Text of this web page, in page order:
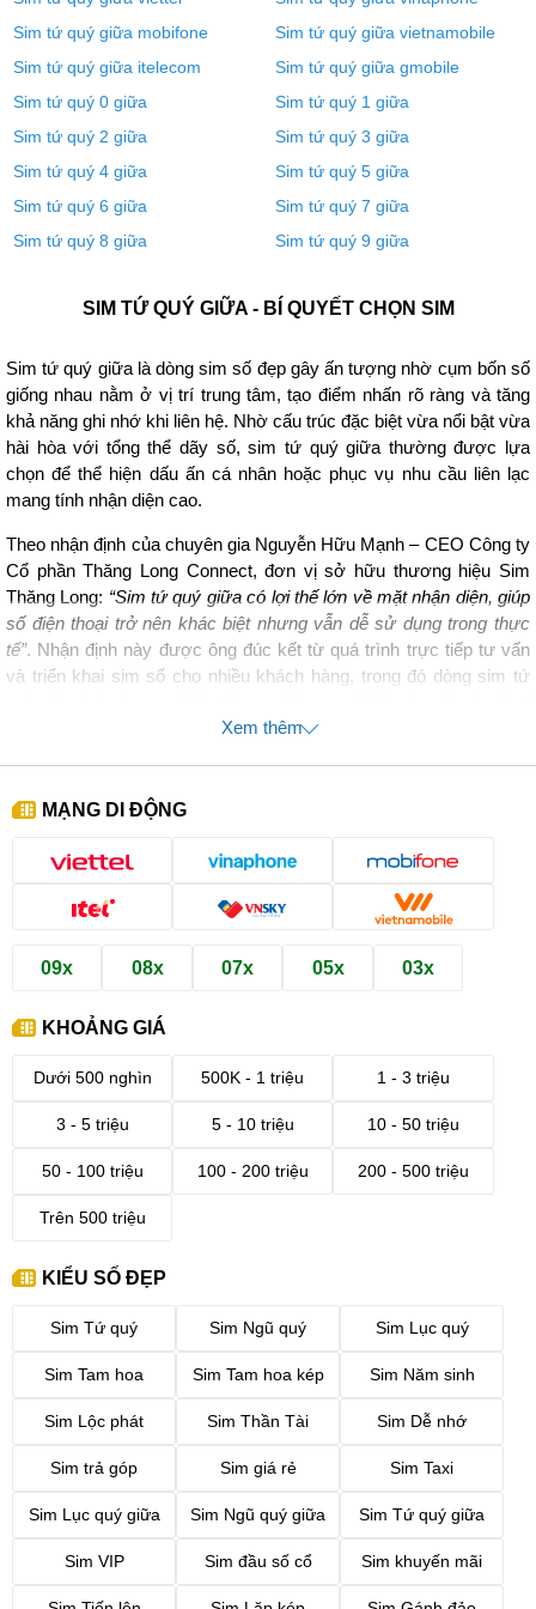
Sim tứ quý giữa mobifone
Sim tứ quý giữa vietnamobile
Sim tứ quý giữa itelecom
Sim tứ quý giữa gmobile
Sim tứ quý 0 giữa
Sim tứ quý 1 giữa
Sim tứ quý 2 giữa
Sim tứ quý 3 giữa
Sim tứ quý 4 giữa
Sim tứ quý 5 giữa
Sim tứ quý 6 giữa
Sim tứ quý 7 giữa
Sim tứ quý 8 giữa
Sim tứ quý 9 giữa
SIM TỨ QUÝ GIỮA - BÍ QUYẾT CHỌN SIM
Sim tứ quý giữa là dòng sim số đẹp gây ấn tượng nhờ cụm bốn số
giống nhau nằm ở vị trí trung tâm, tạo điểm nhấn rõ ràng và tăng
khả năng ghi nhớ khi liên hệ. Nhờ cấu trúc đặc biệt vừa nổi bật vừa
hài hòa với tổng thể dãy số, sim tứ quý giữa thường được lựa
chọn để thể hiện dấu ấn cá nhân hoặc phục vụ nhu cầu liên lạc
mang tính nhận diện cao.
Theo nhận định của chuyên gia Nguyễn Hữu Mạnh – CEO Công ty
Cổ phần Thăng Long Connect, đơn vị sở hữu thương hiệu Sim
Thăng Long: “Sim tứ quý giữa có lợi thế lớn về mặt nhận diện, giúp
số điện thoại trở nên khác biệt nhưng vẫn dễ sử dụng trong thực
tế”. Nhận định này được ông đúc kết từ quá trình trực tiếp tư vấn
và triển khai sim số cho nhiều khách hàng, trong đó dòng sim tứ
Hãy cùng chúng tôi khám phá toàn diện:
Sim tứ quý giữa là gì?
Hướng dẫn cách chọn sim tứ quý giữa theo ngân sách phù
hợp
Lý do nên mua sim tứ quý giữa tại Sim Thăng Long
con số 4 lần từ 0000 - 9999 ở giữa dãy số sim với dạng
của từng bộ số tứ quý giữa như sau:
0000: Khởi đầu suôn sẻ, thành công vô tận.
1111: Độc nhất, duy nhất, ngôi vị cao nhất, thuận lợi lâu dài.
2222 : Vĩnh cửu, bền lâu, hạnh phúc mãi mãi.
Xem thêm
MẠNG DI ĐỘNG
09x 08x 07x 05x 03x
KHOẢNG GIÁ
Dưới 500 nghìn 500K - 1 triệu 1 - 3 triệu
3 - 5 triệu 5 - 10 triệu 10 - 50 triệu
50 - 100 triệu 100 - 200 triệu 200 - 500 triệu
Trên 500 triệu
KIỂU SỐ ĐẸP
Sim Tứ quý Sim Ngũ quý Sim Lục quý
Sim Tam hoa Sim Tam hoa kép Sim Năm sinh
Sim Lộc phát Sim Thần Tài Sim Dễ nhớ
Sim trả góp Sim giá rẻ Sim Taxi
Sim Lục quý giữa Sim Ngũ quý giữa Sim Tứ quý giữa
Sim VIP Sim đầu số cổ Sim khuyến mãi